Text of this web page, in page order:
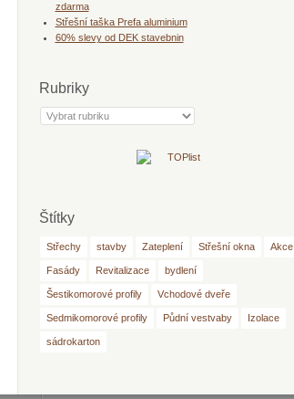
zdarma
Střešní taška Prefa aluminium
60% slevy od DEK stavebnin
Rubriky
Rubriky
Štítky
Střechy stavby Zateplení Střešní okna Akce
Fasády Revitalizace bydlení
Šestikomorové profily Vchodové dveře
Sedmikomorové profily Půdní vestvaby Izolace
sádrokarton